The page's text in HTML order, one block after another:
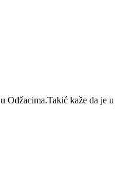
Odžacima.Takić kaže da je